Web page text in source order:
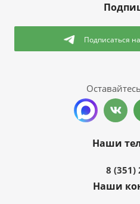
Подписаться
Наши
8 (351)
Наши